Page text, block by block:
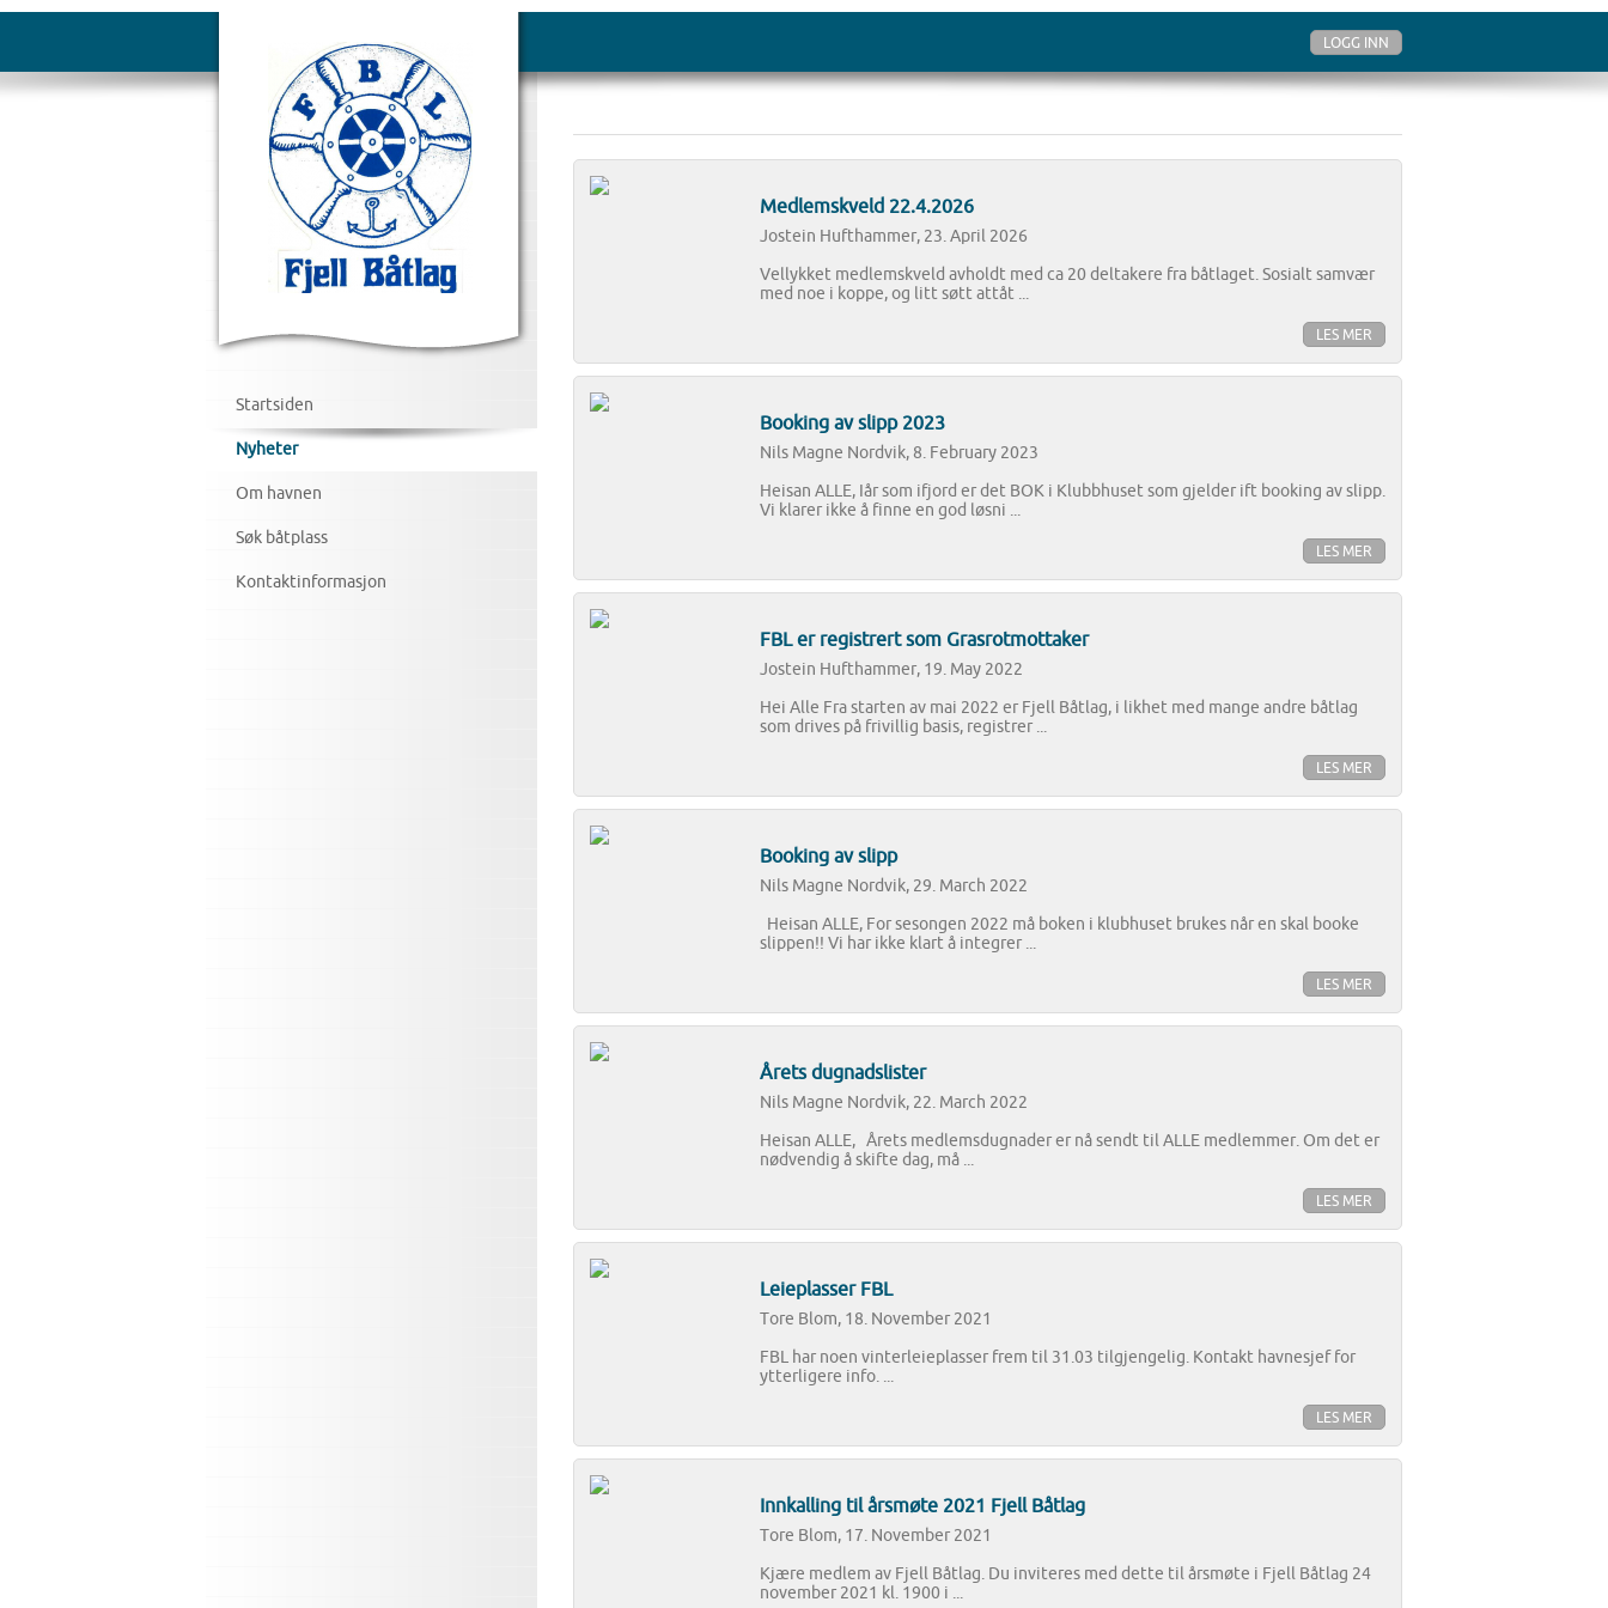
LOGG INN
Startsiden
Nyheter
Om havnen
Søk båtplass
Kontaktinformasjon
Medlemskveld 22.4.2026
Jostein Hufthammer, 23. April 2026
Vellykket medlemskveld avholdt med ca 20 deltakere fra båtlaget. Sosialt samvær
med noe i koppe, og litt søtt attåt ...
LES MER
Booking av slipp 2023
Nils Magne Nordvik, 8. February 2023
Heisan ALLE, Iår som ifjord er det BOK i Klubbhuset som gjelder ift booking av slipp.
Vi klarer ikke å finne en god løsni ...
LES MER
FBL er registrert som Grasrotmottaker
Jostein Hufthammer, 19. May 2022
Hei Alle Fra starten av mai 2022 er Fjell Båtlag, i likhet med mange andre båtlag
som drives på frivillig basis, registrer ...
LES MER
Booking av slipp
Nils Magne Nordvik, 29. March 2022
Heisan ALLE, For sesongen 2022 må boken i klubhuset brukes når en skal booke
slippen!! Vi har ikke klart å integrer ...
LES MER
Årets dugnadslister
Nils Magne Nordvik, 22. March 2022
Heisan ALLE, Årets medlemsdugnader er nå sendt til ALLE medlemmer. Om det er
nødvendig å skifte dag, må ...
LES MER
Leieplasser FBL
Tore Blom, 18. November 2021
FBL har noen vinterleieplasser frem til 31.03 tilgjengelig. Kontakt havnesjef for
ytterligere info. ...
LES MER
Innkalling til årsmøte 2021 Fjell Båtlag
Tore Blom, 17. November 2021
Kjære medlem av Fjell Båtlag. Du inviteres med dette til årsmøte i Fjell Båtlag 24
november 2021 kl. 1900 i ...